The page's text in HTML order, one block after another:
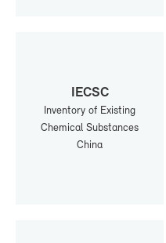
IECSC
In­ven­tory of Exis­ting
Che­mi­cal Subs­tan­ces
Chi­na